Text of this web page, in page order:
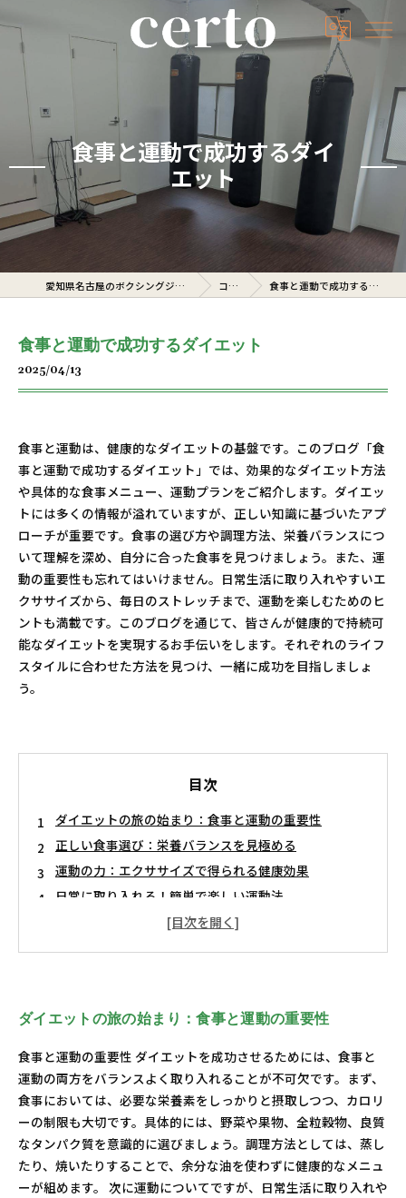
食事と運動で成功するダイ
エット
愛知県名古屋のボクシングジムならcerto コラム 食事と運動で成功するダイエット
食事と運動で成功するダイエット
2025/04/13
食事と運動は、健康的なダイエットの基盤です。このブログ「食
事と運動で成功するダイエット」では、効果的なダイエット方法
や具体的な食事メニュー、運動プランをご紹介します。ダイエッ
トには多くの情報が溢れていますが、正しい知識に基づいたアプ
ローチが重要です。食事の選び方や調理方法、栄養バランスにつ
いて理解を深め、自分に合った食事を見つけましょう。また、運
動の重要性も忘れてはいけません。日常生活に取り入れやすいエ
クササイズから、毎日のストレッチまで、運動を楽しむためのヒ
ントも満載です。このブログを通じて、皆さんが健康的で持続可
能なダイエットを実現するお手伝いをします。それぞれのライフ
スタイルに合わせた方法を見つけ、一緒に成功を目指しましょ
う。
目次
ダイエットの旅の始まり：食事と運動の重要性
正しい食事選び：栄養バランスを見極める
運動の力：エクササイズで得られる健康効果
日常に取り入れる！簡単で楽しい運動法
成功するダイエットの秘訣：持続可能なライフスタイ
ダイエットの旅の始まり：食事と運動の重要性
食事と運動の重要性 ダイエットを成功させるためには、食事と
運動の両方をバランスよく取り入れることが不可欠です。まず、
食事においては、必要な栄養素をしっかりと摂取しつつ、カロリ
ーの制限も大切です。具体的には、野菜や果物、全粒穀物、良質
なタンパク質を意識的に選びましょう。調理方法としては、蒸し
たり、焼いたりすることで、余分な油を使わずに健康的なメニュ
ーが組めます。 次に運動についてですが、日常生活に取り入れや